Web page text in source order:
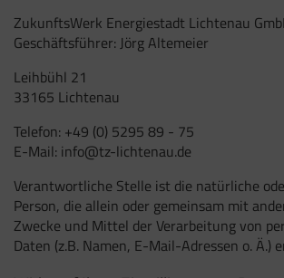
ZukunftsWerk Energiestadt Lichtenau
Geschäftsführer: Jörg Altemeier
Leihbühl 21
33165 Lichtenau
Telefon: +49 (0) 5295 89 - 75
E-Mail: info@tz-lichtenau.de
Verantwortliche Stelle ist die natürliche
Person, die allein oder gemeinsam mit
Zwecke und Mittel der Verarbeitung von
Daten (z.B. Namen, E-Mail-Adressen o. Ä.)